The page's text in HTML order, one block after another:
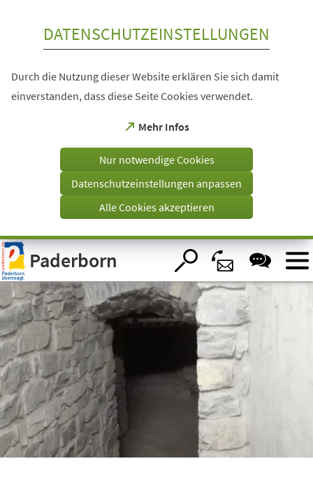
Visuelle
Assistenzsoftware
öffnen.
DATENSCHUTZEINSTELLUNGEN
Durch die Nutzung dieser Website erklären Sie sich damit
einverstanden, dass diese Seite Cookies verwendet.
Mehr Infos
(Öffnet
einem
Tab)
Nur notwendige Cookies
Datenschutzeinstellungen anpassen
Alle Cookies akzeptieren
Paderborn